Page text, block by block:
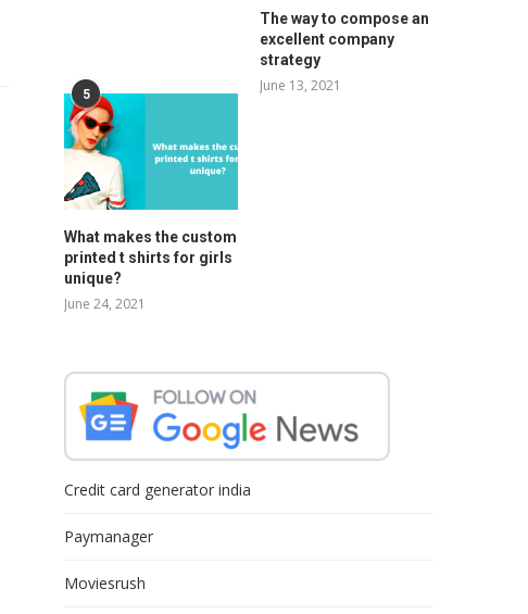
The way to compose an
excellent company
strategy
June 13, 2021
5
What makes the custom
printed t shirts for girls
unique?
June 24, 2021
Credit card generator india
Paymanager
Moviesrush